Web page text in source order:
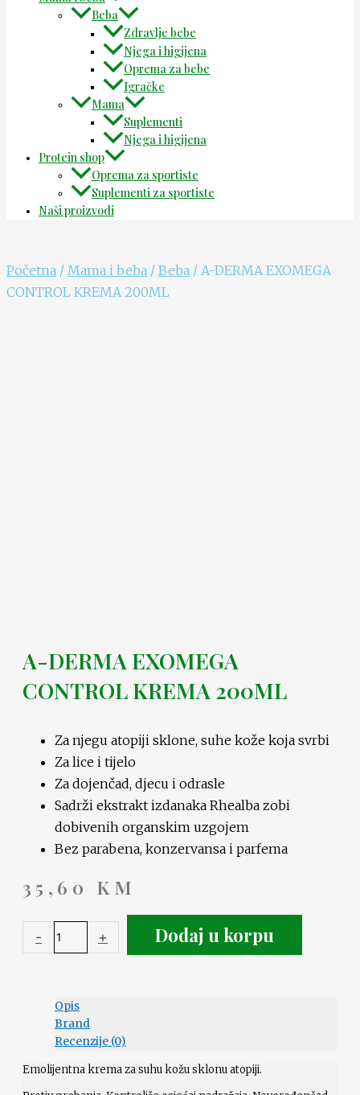
Beba
Zdravlje bebe
Njega i higijena
Oprema za bebe
Igračke
Mama
Suplementi
Njega i higijena
Protein shop
Oprema za sportiste
Suplementi za sportiste
Naši proizvodi
Početna / Mama i beba / Beba / A-DERMA EXOMEGA
CONTROL KREMA 200ML
A-DERMA EXOMEGA
CONTROL KREMA 200ML
Za njegu atopiji sklone, suhe kože koja svrbi
Za lice i tijelo
Za dojenčad, djecu i odrasle
Sadrži ekstrakt izdanaka Rhealba zobi
dobivenih organskim uzgojem
Bez parabena, konzervansa i parfema
35,60 KM
- + Dodaj u korpu
Opis
Brand
Recenzije (0)
Emolijentna krema za suhu kožu sklonu atopiji.